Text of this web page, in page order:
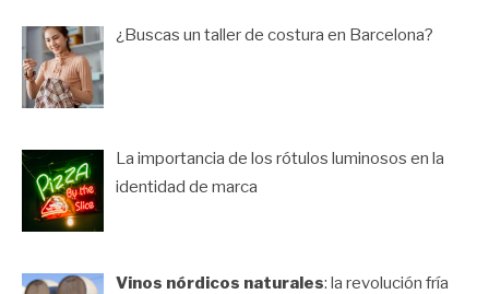
¿Buscas un taller de costura en Barcelona?
La importancia de los rótulos luminosos en la
identidad de marca
Vinos nórdicos naturales: la revolución fría